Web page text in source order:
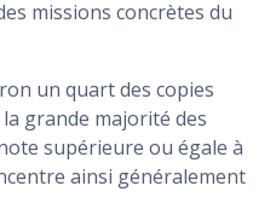
missions concrètes du
un quart des copies
grande majorité des
supérieure ou égale à
ainsi généralement